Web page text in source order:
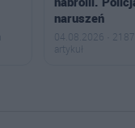
naruszeń
04.08.2026 ·
artykuł